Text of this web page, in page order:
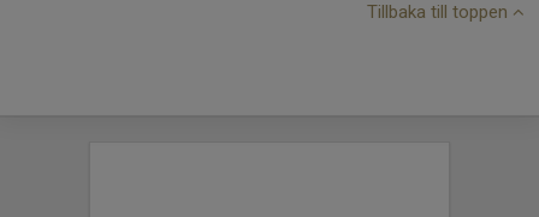
Tillbaka till toppen